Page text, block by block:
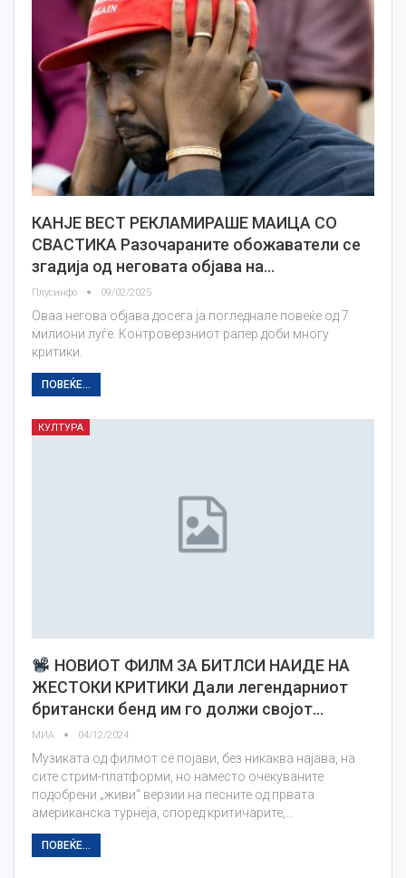
КАНЈЕ ВЕСТ РЕКЛАМИРАШЕ МАИЦА СО
СВАСТИКА Разочараните обожаватели се
згадија од неговата објава на…
Плусинфо 09/02/2025
Оваа негова објава досега ја погледнале повеќе од 7
милиони луѓе. Контроверзниот рапер доби многу
критики.
ПОВЕЌЕ...
КУЛТУРА
НОВИОТ ФИЛМ ЗА БИТЛСИ НАИДЕ НА
ЖЕСТОКИ КРИТИКИ Дали легендарниот
британски бенд им го должи својот…
МИА 04/12/2024
Музиката од филмот се појави, без никаква најава, на
сите стрим-платформи, но наместо очекуваните
подобрени „живи“ верзии на песните од првата
американска турнеја, според критичарите,…
ПОВЕЌЕ...